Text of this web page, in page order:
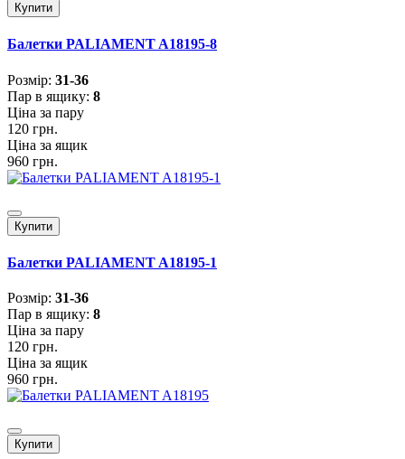
Купити
Балетки PALIAMENT A18195-8
Розмiр: 31-36
Пар в ящику: 8
Ціна за пару
120 грн.
Ціна за ящик
960 грн.
Купити
Балетки PALIAMENT A18195-1
Розмiр: 31-36
Пар в ящику: 8
Ціна за пару
120 грн.
Ціна за ящик
960 грн.
Купити